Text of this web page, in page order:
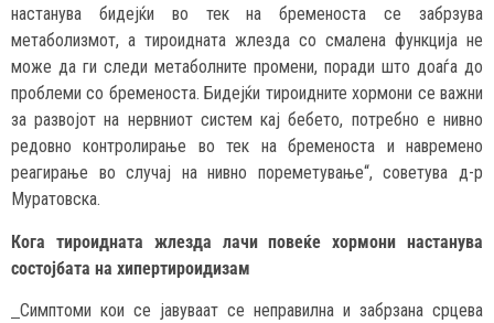
настанува бидејќи во тек на бременоста се забрзува
метаболизмот, а тироидната жлезда со смалена функција не
може да ги следи метаболните промени, поради што доаѓа до
проблеми со бременоста. Бидејќи тироидните хормони се важни
за развојот на нервниот систем кај бебето, потребно е нивно
редовно контролирање во тек на бременоста и навремено
реагирање во случај на нивно пореметување“, советува д-р
Муратовска.
Кога тироидната жлезда лачи повеќе хормони настанува
состојбата на хипертироидизам
Симптоми кои се јавуваат се неправилна и забрзана срцева